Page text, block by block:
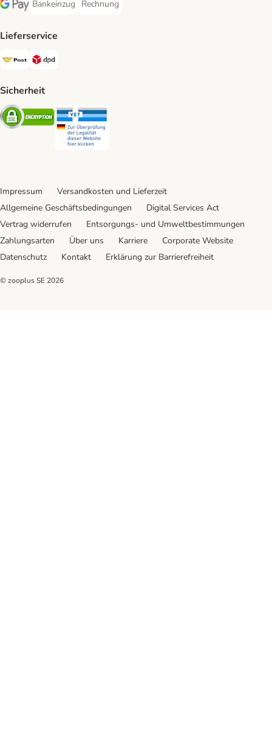
Google Pay Payment Method
Bankeinzug
Bankeinzug Payment Method
Rechnung
Rechnung Payment Method
Lieferservice
Österreichische Post Shipping Method
Sicherheit
Security
Impressum
Versandkosten und Lieferzeit
Allgemeine Geschäftsbedingungen
Digital Services Act
Vertrag widerrufen
Entsorgungs- und Umweltbestimmungen
Zahlungsarten
Über uns Karriere
Corporate Website
Datenschutz
Kontakt Erklärung zur Barrierefreiheit
© zooplus SE 2026